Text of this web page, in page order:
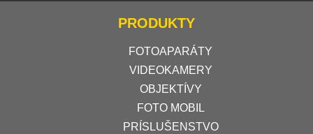
PRODUKTY
FOTOAPARÁTY
VIDEOKAMERY
OBJEKTÍVY
FOTO MOBIL
PRÍSLUŠENSTVO